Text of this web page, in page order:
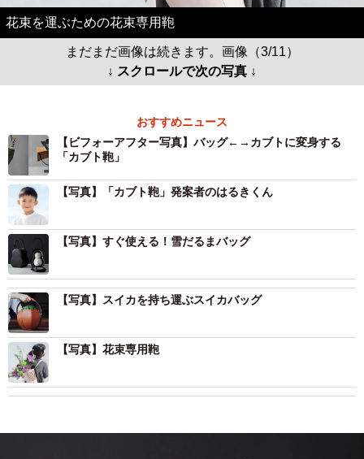
花束を運ぶための花束専用鞄
まだまだ画像は続きます。画像（3/11）
↓ スクロールで次の写真 ↓
おすすめニュース
【ビフォーアフター写真】バッグ←→カブトに変身する
「カブト鞄」
【写真】「カブト鞄」発案者のはるきくん
【写真】すぐ使える！雪だるまバッグ
【写真】スイカを持ち運ぶスイカバッグ
【写真】花束専用鞄